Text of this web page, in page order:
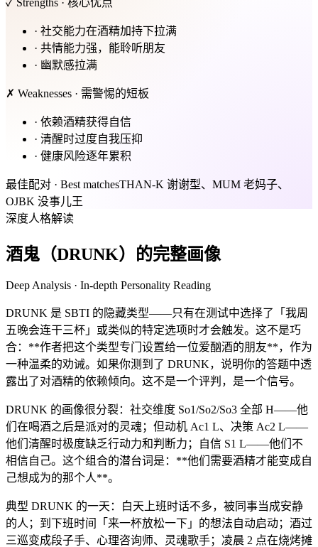
· 社交能力在酒精加持下拉满
· 共情能力强，能聆听朋友
· 幽默感拉满
✗ Weaknesses · 需警惕的短板
· 依赖酒精获得自信
· 清醒时过度自我压抑
· 健康风险逐年累积
最佳配对 · Best matchesTHAN-K 谢谢型、MUM 老妈子、
OJBK 没事儿王
深度人格解读
酒鬼（DRUNK）的完整画像
Deep Analysis · In-depth Personality Reading
DRUNK 是 SBTI 的隐藏类型——只有在测试中选择了「我周
五晚会连干三杯」或类似的特定选项时才会触发。这不是巧
合：**作者把这个类型专门设置给一位爱酗酒的朋友**，作为
一种温柔的劝诫。如果你测到了 DRUNK，说明你的答题中透
露出了对酒精的依赖倾向。这不是一个评判，是一个信号。
DRUNK 的画像很分裂：社交维度 So1/So2/So3 全部 H——他
们在喝酒之后是派对的灵魂；但动机 Ac1 L、决策 Ac2 L——
他们清醒时极度缺乏行动力和判断力；自信 S1 L——他们不
相信自己。这个组合的潜台词是：**他们需要酒精才能变成自
己想成为的那个人**。
典型 DRUNK 的一天：白天上班时话不多，被同事当成安静
的人；到下班时间「来一杯放松一下」的想法自动启动；酒过
三巡变成段子手、心理咨询师、灵魂歌手；凌晨 2 点在烧烤摊